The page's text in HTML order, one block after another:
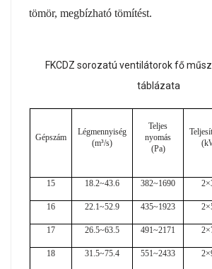
tömör, megbízható tömítést.
FKCDZ sorozatú ventilátorok fő
táblázata
Gépszám
Légmennyiség
(m³/s)
Teljes
nyomás
(Pa)
15 18.2~43.6 382~1690
16 22.1~52.9 435~1923
17 26.5~63.5 491~2171
18 31.5~75.4 551~2433